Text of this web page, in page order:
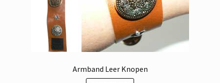
Armband Leer Knopen